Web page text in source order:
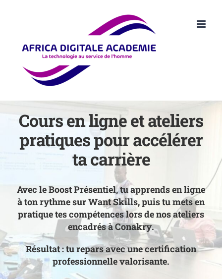
Cours en ligne et ateliers
pratiques pour accélérer
ta carrière
Avec leBoost Présentiel, tu apprends en ligne
à ton rythme sur Want Skills, puis tu mets en
pratique tes compétences lors de nosateliers
encadrés à Conakry.
Résultat : tu repars avec unecertification
professionnelle valorisante.